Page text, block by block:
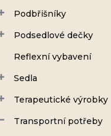
Podbřišníky
Podsedlové dečky
Reflexní vybavení
Sedla
Terapeutické výrobky
Transportní potřeby